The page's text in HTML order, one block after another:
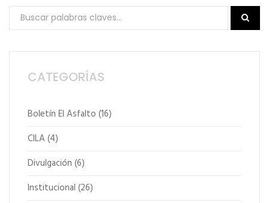
CATEGORÍAS
Boletín El Asfalto (16)
CILA (4)
Divulgación (6)
Institucional (26)